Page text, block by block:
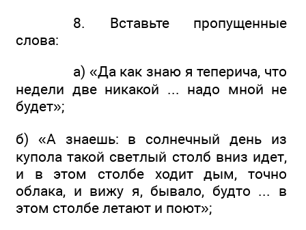
8. Вставьте пропущенные
слова:
а) «Да как знаю я теперича, что
недели две никакой ... надо мной не
будет»;
б) «А знаешь: в солнечный день из
купола такой светлый столб вниз идет,
и в этом столбе ходит дым, точно
облака, и вижу я, бывало, будто ... в
этом столбе летают и поют»;